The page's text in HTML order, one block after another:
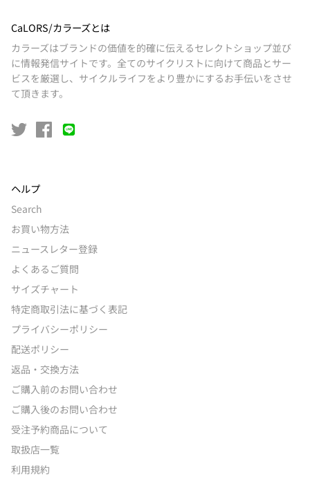
CaLORS/カラーズとは
カラーズはブランドの価値を的確に伝えるセレクトショップ並び
に情報発信サイトです。全てのサイクリストに向けて商品とサー
ビスを厳選し、サイクルライフをより豊かにするお手伝いをさせ
て頂きます。
ヘルプ
Search
お買い物方法
ニュースレター登録
よくあるご質問
サイズチャート
特定商取引法に基づく表記
プライバシーポリシー
配送ポリシー
返品・交換方法
ご購入前のお問い合わせ
ご購入後のお問い合わせ
受注予約商品について
取扱店一覧
利用規約